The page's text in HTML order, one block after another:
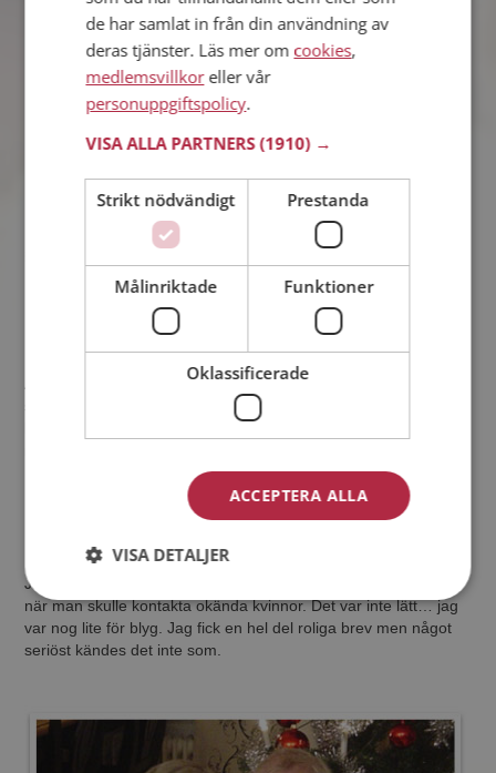
Alla har vi något tråkigt i ”ryggsäcken” som får oss att; likt en
spark i baken, göra något för att få en ny riktning i livet. Kicki
För min del så blev jag rekommenderad att bli medlem på
Jag satt där och fingrade på tangenterna och skruvade på mig
när man skulle kontakta okända kvinnor. Det var inte lätt… jag
var nog lite för blyg. Jag fick en hel del roliga brev men något
seriöst kändes det inte som.
de har samlat in från din användning av
deras tjänster. Läs mer om cookies,
medlemsvillkoreller vår
personuppgiftspolicy.
VISA ALLA PARTNERS(1910) →
Strikt nödvändigt Prestanda
Målinriktade Funktioner
Oklassificerade
ACCEPTERA ALLA
VISA DETALJER